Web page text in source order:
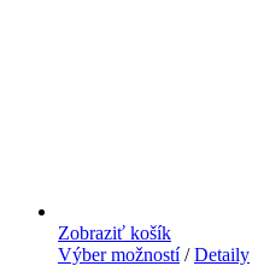
Zobraziť košík
Výber možností/ Detaily